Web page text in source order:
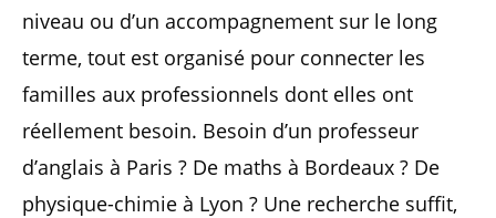
niveau ou d’un accompagnement sur le long
terme, tout est organisé pour connecter les
familles aux professionnels dont elles ont
réellement besoin. Besoin d’un professeur
d’anglais à Paris ? De maths à Bordeaux ? De
physique-chimie à Lyon ? Une recherche suffit,